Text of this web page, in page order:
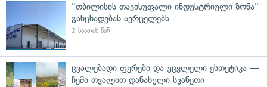
"თბილისის თავისუფალი ინდუსტრიული ზონა"
განცხადებას ავრცელებს
2 საათის წინ
ცვალებადი ფერები და უცვლელი ესთეტიკა —
ჩემი თვალით დანახული სვანეთი